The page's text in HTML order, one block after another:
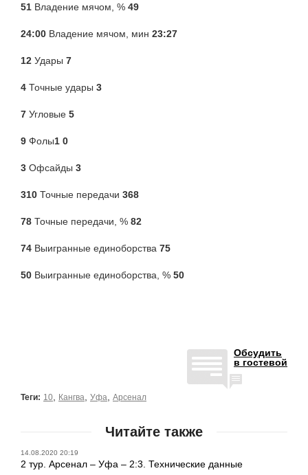
51 Владение мячом, % 49
24:00 Владение мячом, мин 23:27
12 Удары 7
4 Точные удары 3
7 Угловые 5
9 Фолы1 0
3 Офсайды 3
310 Точные передачи 368
78 Точные передачи, % 82
74 Выигранные единоборства 75
50 Выигранные единоборства, % 50
Обсудить
в гостевой
Теги: 10 Кангва Уфа Арсенал
Читайте также
14.08.2020 20:19
2 тур. Арсенал – Уфа – 2:3. Технические данные